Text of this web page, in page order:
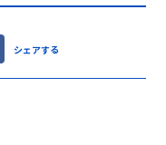
シェアする